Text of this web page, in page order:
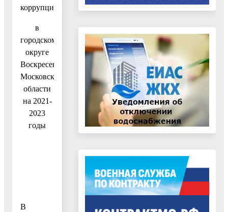
коррупции
в
городском
округе
Воскресенск
Московской
области
на 2021-
2023
годы
В